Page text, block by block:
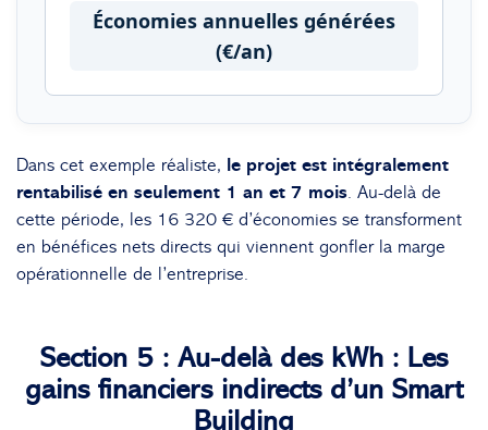
Économies annuelles générées
(€/an)
Dans cet exemple réaliste, le projet est intégralement
rentabilisé en seulement 1 an et 7 mois. Au-delà de
cette période, les 16 320 € d’économies se transforment
en bénéfices nets directs qui viennent gonfler la marge
opérationnelle de l’entreprise.
Section 5 : Au-delà des kWh : Les
gains financiers indirects d’un Smart
Building